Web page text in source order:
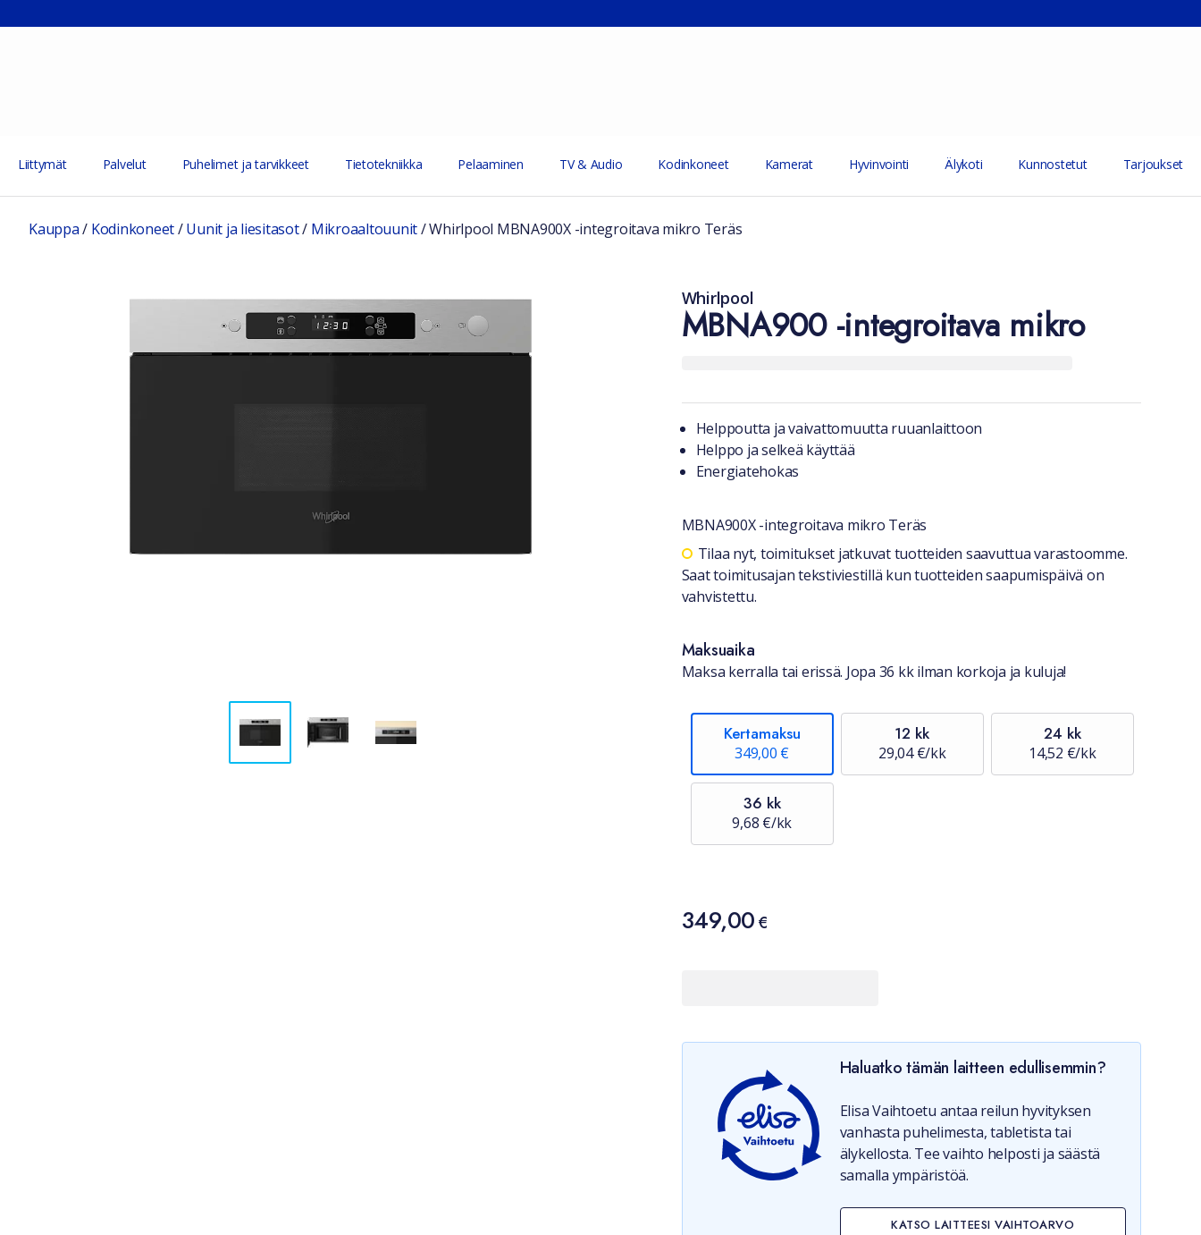
Liittymät Palvelut Puhelimet ja tarvikkeet Tietotekniikka Pelaaminen TV & Audio Kodinkoneet Kamerat Hyvinvointi Älykoti Kunnostetut Tarjoukset
Kauppa/ Kodinkoneet/Uunit ja liesitasot/ Mikroaaltouunit/Whirlpool MBNA900X -integroitava mikro Teräs
Whirlpool
MBNA900 -integroitava mikro
Tuotteesta lyhyesti
Helppoutta ja vaivattomuutta ruuanlaittoon
Helppo ja selkeä käyttää
Energiatehokas
MBNA900X -integroitava mikro Teräs
Saatavuustiedot
Tilaa nyt, toimitukset jatkuvat tuotteiden saavuttua varastoomme.
Saat toimitusajan tekstiviestillä kun tuotteiden saapumispäivä on
vahvistettu.
Maksuaika
Maksa kerralla tai erissä. Jopa 36 kk ilman korkoja ja kuluja!
Kertamaksu
349,00 €
12 kk
29,04 €/kk
24 kk
14,52 €/kk
36 kk
9,68 €/kk
Hinta
349,00 €
349,00 €
Haluatko tämän laitteen edullisemmin?
Elisa Vaihtoetu antaa reilun hyvityksen
vanhasta puhelimesta, tabletista tai
älykellosta. Tee vaihto helposti ja säästä
samalla ympäristöä.
KATSO LAITTEESI VAIHTOARVO